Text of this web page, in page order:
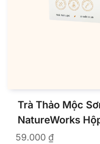
Trà Thảo Mộc
NatureWorks
59.000 ₫